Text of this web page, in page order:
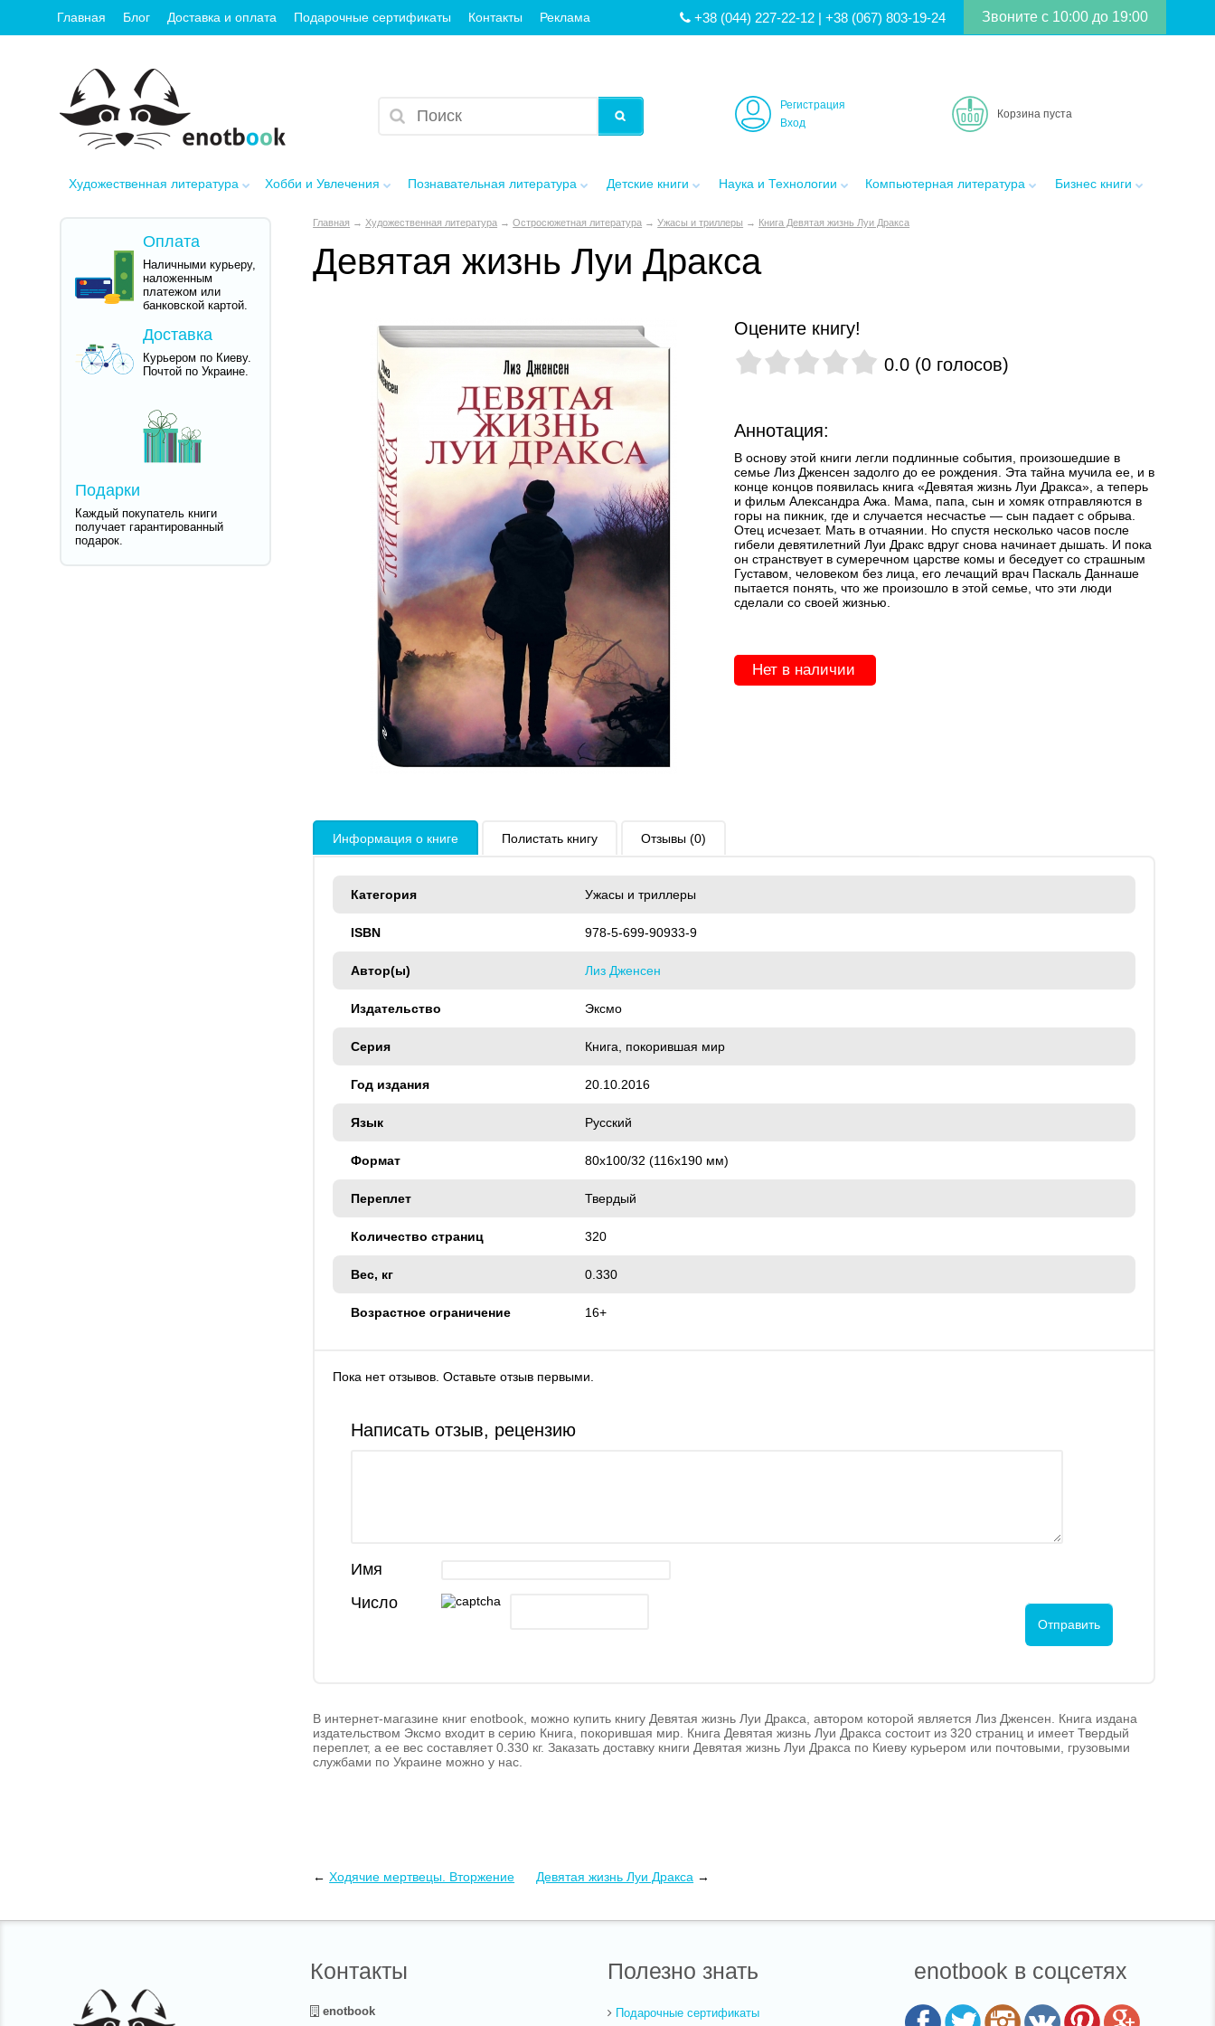
Главная Блог Доставка и оплата Подарочные сертификаты Контакты Реклама Звоните с 10:00 до 19:00
+38 (044) 227-22-12 |+38 (067) 803-19-24
Корзина пуста
Регистрация
Вход
Художественная литература Хобби и Увлечения Познавательная литература Детские книги Наука и Технологии Компьютерная литература Бизнес книги
Оплата
Наличными курьеру,
наложенным
платежом или
банковской картой.
Доставка
Курьером по Киеву.
Почтой по Украине.
Подарки
Каждый покупатель книги
получает гарантированный
подарок.
Главная → Художественная литература →Остросюжетная литература →Ужасы и триллеры → Книга Девятая жизнь Луи Дракса
Девятая жизнь Луи Дракса
Оцените книгу!
0.0 (0 голосов)
Аннотация:
В основу этой книги легли подлинные события, произошедшие в
семье Лиз Дженсен задолго до ее рождения. Эта тайна мучила ее, и в
конце концов появилась книга «Девятая жизнь Луи Дракса», а теперь
и фильм Александра Ажа. Мама, папа, сын и хомяк отправляются в
горы на пикник, где и случается несчастье — сын падает с обрыва.
Отец исчезает. Мать в отчаянии. Но спустя несколько часов после
гибели девятилетний Луи Дракс вдруг снова начинает дышать. И пока
он странствует в сумеречном царстве комы и беседует со страшным
Густавом, человеком без лица, его лечащий врач Паскаль Даннаше
пытается понять, что же произошло в этой семье, что эти люди
сделали со своей жизнью.
Нет в наличии
Информация о книге Полистать книгу Отзывы (0)
Категория Ужасы и триллеры
ISBN 978-5-699-90933-9
Автор(ы) Лиз Дженсен
Издательство Эксмо
Серия Книга, покорившая мир
Год издания 20.10.2016
Язык Русский
Формат 80x100/32 (116x190 мм)
Переплет Твердый
Количество страниц 320
Вес, кг 0.330
Возрастное ограничение 16+
Пока нет отзывов. Оставьте отзыв первыми.
Написать отзыв, рецензию
Имя
Число
В интернет-магазине книг enotbook, можно купить книгу Девятая жизнь Луи Дракса, автором которой является Лиз Дженсен. Книга издана
издательством Эксмо входит в серию Книга, покорившая мир. Книга Девятая жизнь Луи Дракса состоит из 320 страниц и имеет Твердый
переплет, а ее вес составляет 0.330 кг. Заказать доставку книги Девятая жизнь Луи Дракса по Киеву курьером или почтовыми, грузовыми
службами по Украине можно у нас.
←Ходячие мертвецы. Вторжение Девятая жизнь Луи Дракса →
Контакты
enotbook
Полезно знать
Подарочные сертификаты
enotbook в соцсетях